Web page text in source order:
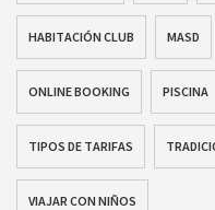
HABITACIÓN CLUB MASD
ONLINE BOOKING PISCINA
TIPOS DE TARIFAS
VIAJAR CON NIÑOS